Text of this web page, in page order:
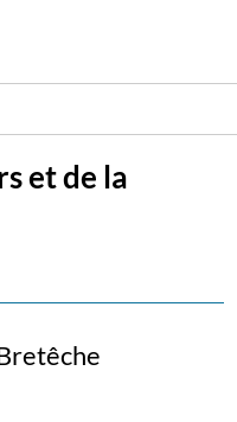
et de la